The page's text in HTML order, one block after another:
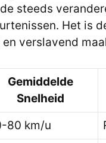
steeds
Het is
verslavend
Gemiddelde
Snelheid
80 km/u